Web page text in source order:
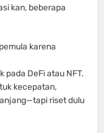
kan, beberapa
karena
pada DeFi atau NFT.
kecepatan,
riset dulu